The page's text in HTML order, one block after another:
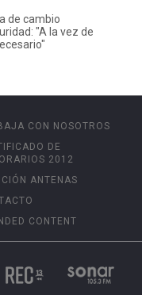
de cambio
"A la vez de
CON NOSOTROS
DE
2012
ANTENAS
CONTENT